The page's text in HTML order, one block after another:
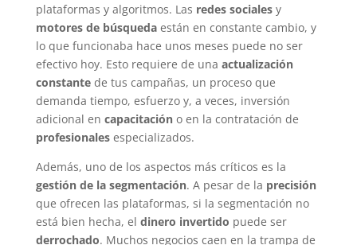
plataformas y algoritmos. Las redes socialesy
motores de búsquedaestán en constante cambio, y
lo que funcionaba hace unos meses puede no ser
efectivo hoy. Esto requiere de una actualización
constantede tus campañas, un proceso que
demanda tiempo, esfuerzo y, a veces, inversión
adicional en capacitacióno en la contratación de
profesionalesespecializados.
Además, uno de los aspectos más críticos es la
gestión de la segmentación. A pesar de la precisión
que ofrecen las plataformas, si la segmentación no
está bien hecha, el dinero invertido puede ser
derrochado. Muchos negocios caen en la trampa de